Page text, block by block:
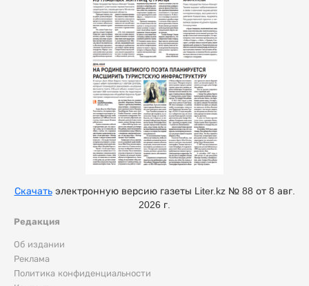
Редакция
Об издании
Реклама
Политика конфиденциальности
Скачатьэлектронную версию газеты Liter.kz № 88 от 8 авг.
2026 г.